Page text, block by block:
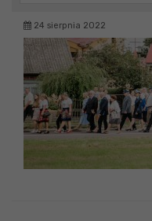
24 sierpnia 2022